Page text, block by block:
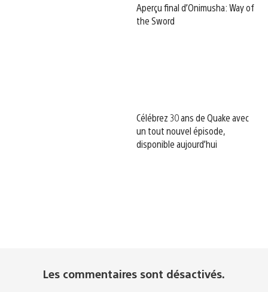
Aperçu final d’Onimusha: Way of
the Sword
Célébrez 30 ans de Quake avec
un tout nouvel épisode,
disponible aujourd’hui
Les commentaires sont désactivés.